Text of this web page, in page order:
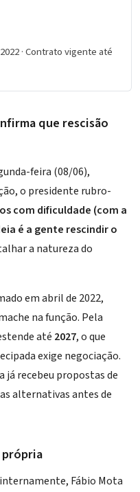
· Contrato vigente até
que rescisão
feira (08/06),
o presidente rubro-
com dificuldade (com a
é a gente rescindir o
a natureza do
em abril de 2022,
na função. Pela
até 2027, o que
exige negociação.
já recebeu propostas de
alternativas antes de
própria
Fábio Mota